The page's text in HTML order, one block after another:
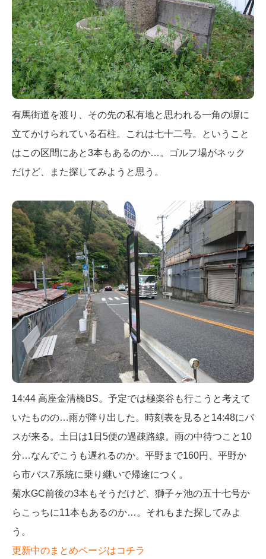
有馬街道を渡り、その先の私有地と思われる一角の塀に
立てかけられている石柱。これは七十二号。ということ
はこの区間にあと3本もあるのか…。ゴルフ場がネック
だけど、また探してみようと思う。
14:44 高座金清橋BS。予定では極楽谷も行こうと考えて
いたものの…雨が降り出した。時刻表を見ると14:48にバ
スが来る。土日は1日5便の過疎路線。雨の中待つこと10
分…なんでこうも遅れるのか。平野まで160円、平野か
ら市バス7系統に乗り継いで帰途につく。
菊水GC前後の3本もそうだけど、獅子ヶ池の五十七号か
らこっちに11本もあるのか…。それもまた探してみよ
う。
更新中のまとめページはコチラ